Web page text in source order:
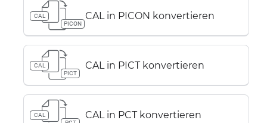
CAL
PICON
CAL in PICON konvertieren
CAL
PICT
CAL in PICT konvertieren
CAL
CAL in PCT konvertieren